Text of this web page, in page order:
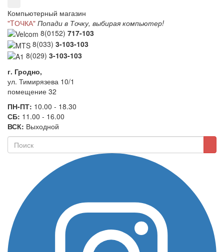
Компьютерный магазин
"TОЧКА" Попади в Точку, выбирая компьютер!
8(0152) 717-103
8(033) 3-103-103
8(029) 3-103-103
г. Гродно,
ул. Тимирязева 10/1
помещение 32
ПН-ПТ: 10.00 - 18.30
СБ: 11.00 - 16.00
ВСК: Выходной